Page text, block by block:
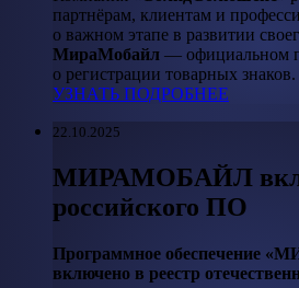
партнёрам, клиентам и
о важном этапе в развитии
МираМобайл — официальном
о регистрации товарных знаков.
УЗНАТЬ ПОДРОБНЕЕ
22.10.2025
МИРАМОБАЙЛ
российского ПО
Программное обеспечение
включено в реестр